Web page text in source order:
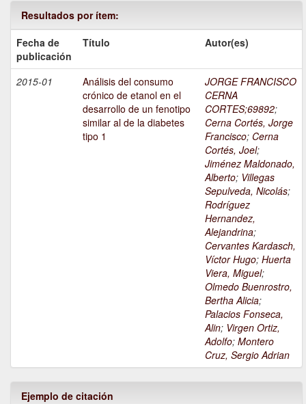
Resultados por ítem:
Fecha de
publicación
Título Autor(es)
2015-01
Análisis del consumo
crónico de etanol en el
desarrollo de un fenotipo
similar al de la diabetes
tipo 1
JORGE FRANCISCO
CERNA
CORTES;69892;
Cerna Cortés, Jorge
Francisco; Cerna
Cortés, Joel;
Jiménez Maldonado,
Alberto; Villegas
Sepulveda, Nicolás;
Rodríguez
Hernandez,
Alejandrina;
Cervantes Kardasch,
Víctor Hugo; Huerta
Viera, Miguel;
Olmedo Buenrostro,
Bertha Alicia;
Palacios Fonseca,
Alin; Virgen Ortiz,
Adolfo; Montero
Cruz, Sergio Adrian
Ejemplo de citación